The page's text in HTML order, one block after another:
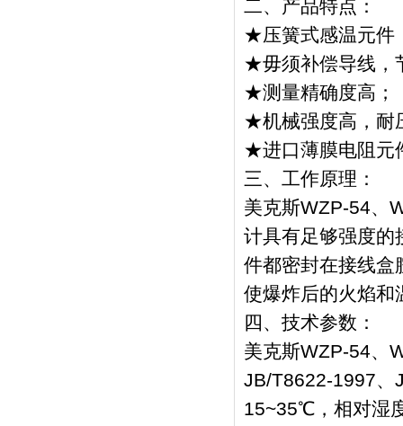
二、产品特点：
★压簧式感温元件
★毋须补偿导线，
★测量精确度高；
★机械强度高，耐
★进口薄膜电阻元
三、工作原理：
美克斯WZP-54、
计具有足够强度的
件都密封在接线盒
使爆炸后的火焰和
四、技术参数：
美克斯WZP-54、
JB/T8622-1997、
15~35℃，相对湿